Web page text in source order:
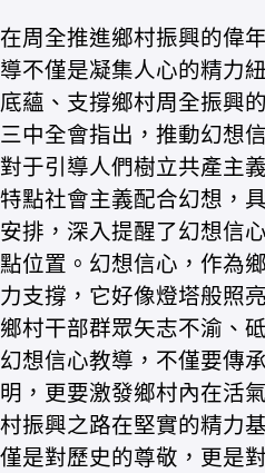
在周全推進鄉村振興的偉
導不僅是凝集人心的精力
底蘊、支撐鄉村周全振興
三中全會指出，推動幻想
對于引導人們樹立共產主
特點社會主義配合幻想，
安排，深入提醒了幻想信
點位置。幻想信心，作為
力支撐，它好像燈塔般照
鄉村干部群眾矢志不渝、
幻想信心教導，不僅要傳
明，更要激發鄉村內在活
村振興之路在堅實的精力
僅是對歷史的尊敬，更是